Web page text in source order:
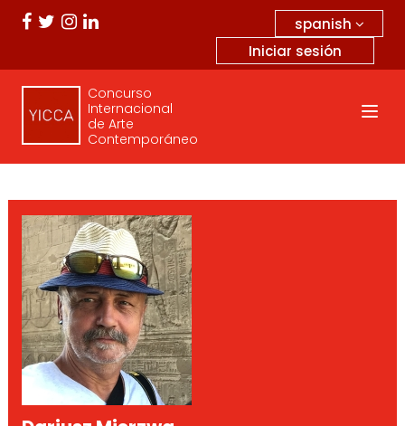
spanish
Iniciar sesión
Concurso
Internacional
de Arte
Contemporáneo